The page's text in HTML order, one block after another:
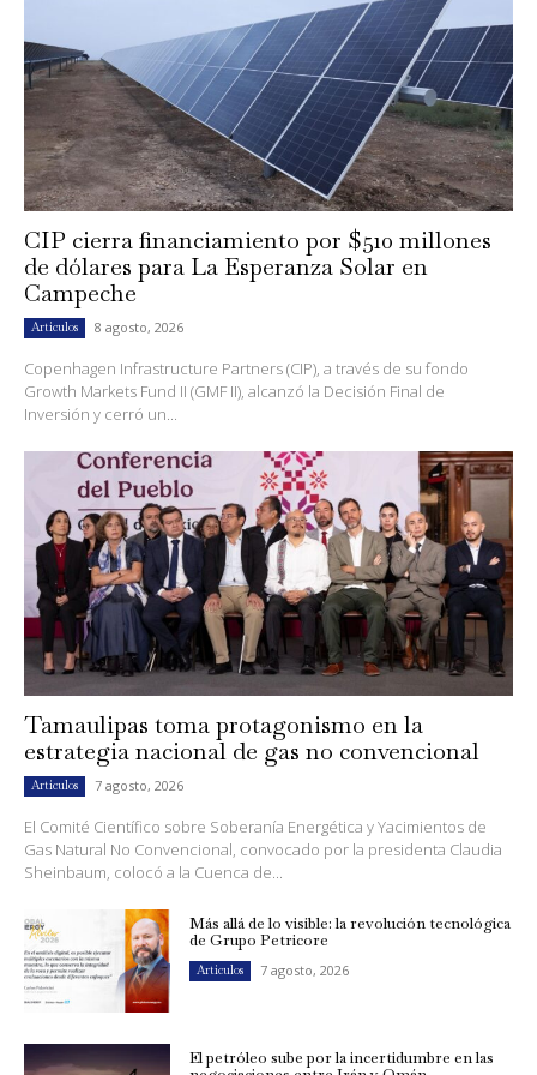
CIP cierra financiamiento por $510 millones
de dólares para La Esperanza Solar en
Campeche
Artículos 8 agosto, 2026
Copenhagen Infrastructure Partners (CIP), a través de su fondo
Growth Markets Fund II (GMF II), alcanzó la Decisión Final de
Inversión y cerró un...
Tamaulipas toma protagonismo en la
estrategia nacional de gas no convencional
Artículos 7 agosto, 2026
El Comité Científico sobre Soberanía Energética y Yacimientos de
Gas Natural No Convencional, convocado por la presidenta Claudia
Sheinbaum, colocó a la Cuenca de...
Más allá de lo visible: la revolución tecnológica
de Grupo Petricore
Artículos 7 agosto, 2026
El petróleo sube por la incertidumbre en las